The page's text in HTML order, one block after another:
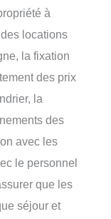
à
locations
la fixation
des prix
la
des
avec les
le personnel
que les
séjour et